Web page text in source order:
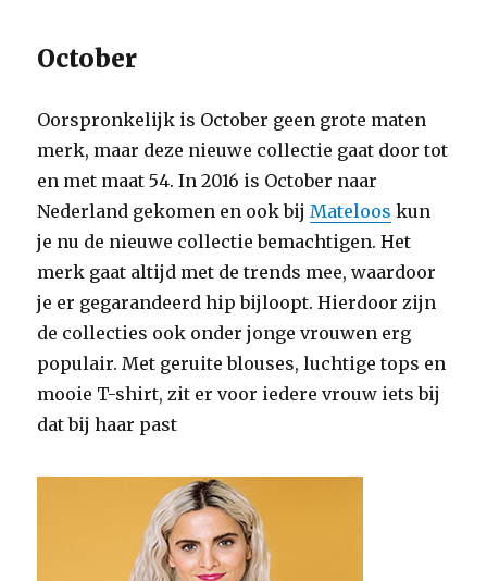
October
Oorspronkelijk is October geen grote maten
merk, maar deze nieuwe collectie gaat door tot
en met maat 54. In 2016 is October naar
Nederland gekomen en ook bij Mateloos kun
je nu de nieuwe collectie bemachtigen. Het
merk gaat altijd met de trends mee, waardoor
je er gegarandeerd hip bijloopt. Hierdoor zijn
de collecties ook onder jonge vrouwen erg
populair. Met geruite blouses, luchtige tops en
mooie T-shirt, zit er voor iedere vrouw iets bij
dat bij haar past